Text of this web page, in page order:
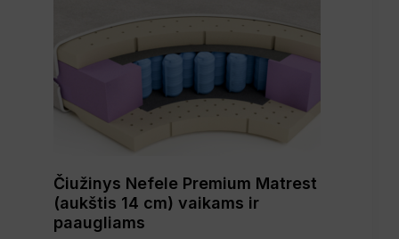
Čiužinys Nefele Premium Matrest
(aukštis 14 cm) vaikams ir
paaugliams